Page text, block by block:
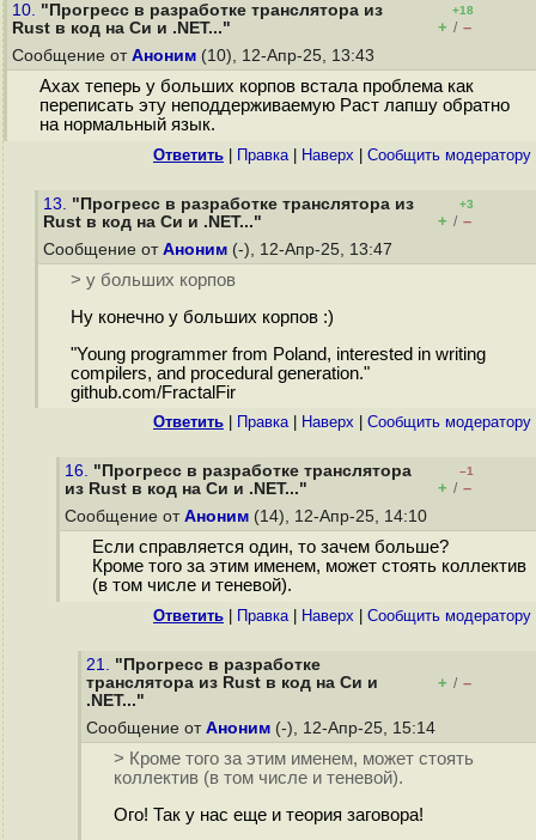
10. "Прогресс в разработке транслятора из
Rust в код на Cи и .NET..."
+18
+ / –
Сообщение от Аноним (10), 12-Апр-25, 13:43
Ахах теперь у больших корпов встала проблема как
переписать эту неподдерживаемую Раст лапшу обратно
на нормальный язык.
Ответить Правка| Наверх Cообщить модератору
13. "Прогресс в разработке транслятора из
Rust в код на Cи и .NET..."
+3
+ / –
Сообщение от Аноним (-), 12-Апр-25, 13:47
> у больших корпов
Ну конечно у больших корпов :)
"Young programmer from Poland, interested in writing
compilers, and procedural generation."
github.com/FractalFir
Ответить Правка| Наверх Cообщить модератору
16. "Прогресс в разработке транслятора
из Rust в код на Cи и .NET..."
–1
+ / –
Сообщение от Аноним (14), 12-Апр-25, 14:10
Если справляется один, то зачем больше?
Кроме того за этим именем, может стоять коллектив
(в том числе и теневой).
Ответить Правка| Наверх Cообщить модератору
21. "Прогресс в разработке
транслятора из Rust в код на Cи и
.NET..."
+ / –
Сообщение от Аноним (-), 12-Апр-25, 15:14
> Кроме того за этим именем, может стоять
коллектив (в том числе и теневой).
Ого! Так у нас еще и теория заговора!